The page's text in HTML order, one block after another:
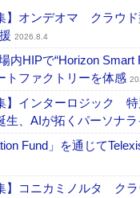
】オンデオマ クラウ
2026.8.4
内HIPで“Horizon
トファクトリーを体感
】インターロジック
生、AIが拓くパーソナ
Fund」を通じて
】コニカミノルタ ク